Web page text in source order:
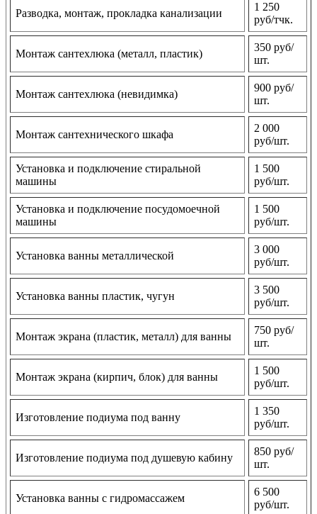
Разводка, монтаж, прокладка канализации
1 250
руб/тчк.
Монтаж сантехлюка (металл, пластик)
350 руб/
шт.
Монтаж сантехлюка (невидимка)
900 руб/
шт.
Монтаж сантехнического шкафа
2 000
руб/шт.
Установка и подключение стиральной
машины
1 500
руб/шт.
Установка и подключение посудомоечной
машины
1 500
руб/шт.
Установка ванны металлической
3 000
руб/шт.
Установка ванны пластик, чугун
3 500
руб/шт.
Монтаж экрана (пластик, металл) для ванны
750 руб/
шт.
Монтаж экрана (кирпич, блок) для ванны
1 500
руб/шт.
Изготовление подиума под ванну
1 350
руб/шт.
Изготовление подиума под душевую кабину
850 руб/
шт.
Установка ванны с гидромассажем
6 500
руб/шт.